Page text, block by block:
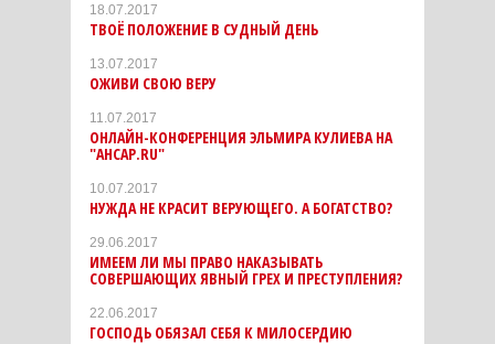
18.07.2017
ТВОЁ ПОЛОЖЕНИЕ В СУДНЫЙ ДЕНЬ
13.07.2017
ОЖИВИ СВОЮ ВЕРУ
11.07.2017
ОНЛАЙН-КОНФЕРЕНЦИЯ ЭЛЬМИРА КУЛИЕВА НА
"АНСАР.RU"
10.07.2017
НУЖДА НЕ КРАСИТ ВЕРУЮЩЕГО. А БОГАТСТВО?
29.06.2017
ИМЕЕМ ЛИ МЫ ПРАВО НАКАЗЫВАТЬ
СОВЕРШАЮЩИХ ЯВНЫЙ ГРЕХ И ПРЕСТУПЛЕНИЯ?
22.06.2017
ГОСПОДЬ ОБЯЗАЛ СЕБЯ К МИЛОСЕРДИЮ